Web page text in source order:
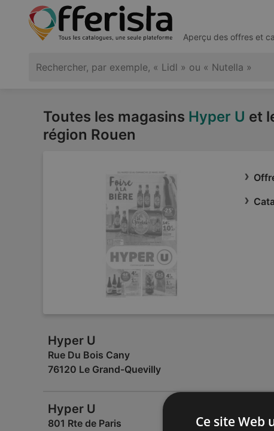
Aperçu des offres et
Toutes les magasins Hyper U et
région Rouen
Hyper U
Rue Du Bois Cany
76120 Le Grand-Quevilly
Hyper U
801 Rte de Paris
Ce site Web